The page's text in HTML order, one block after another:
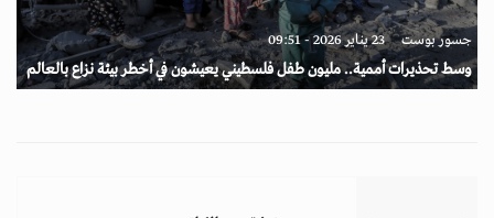
جسور بوست 23 يناير 2026 - 09:51
وسط تحذيرات أممية.. مليون طفل فلسطيني يعيشون في أخطر بيئة نزاع بالعالم